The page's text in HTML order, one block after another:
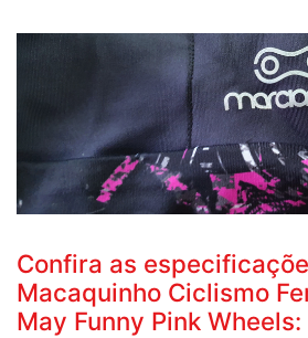
Confira as
Macaquinho Ciclismo
May Funny Pink Wheels: